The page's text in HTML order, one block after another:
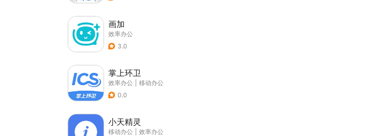
画加
效率办公
3.0
掌上环卫
效率办公
移动办公
0.0
小天精灵
移动办公
效率办公